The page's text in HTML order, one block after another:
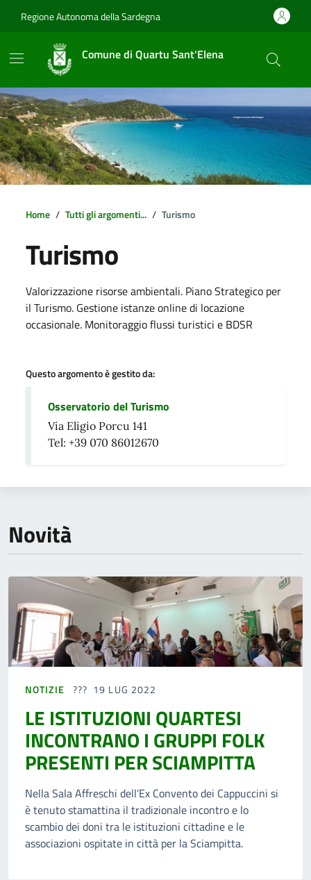
Regione Autonoma della Sardegna
Comune di Quartu Sant'Elena
Home Tutti gli argomenti... Turismo
Turismo
Dettagli della notizia
Valorizzazione risorse ambientali. Piano Strategico per
il Turismo. Gestione istanze online di locazione
occasionale. Monitoraggio flussi turistici e BDSR
Questo argomento è gestito da:
Osservatorio del Turismo
Via Eligio Porcu 141
Tel: +39 070 86012670
Novità
NOTIZIE 19 LUG 2022
LE ISTITUZIONI QUARTESI
INCONTRANO I GRUPPI FOLK
PRESENTI PER SCIAMPITTA
Nella Sala Affreschi dell’Ex Convento dei Cappuccini si
è tenuto stamattina il tradizionale incontro e lo
scambio dei doni tra le istituzioni cittadine e le
associazioni ospitate in città per la Sciampitta.